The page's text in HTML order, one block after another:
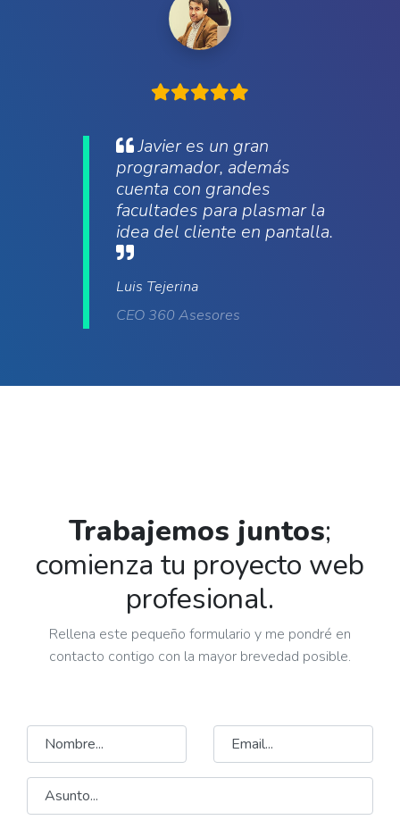
Javier es un gran
programador, además
cuenta con grandes
facultades para plasmar la
idea del cliente en pantalla.
Luis Tejerina
CEO 360 Asesores
Trabajemos juntos;
comienza tu proyecto web
profesional.
Rellena este pequeño formulario y me pondré en
contacto contigo con la mayor brevedad posible.